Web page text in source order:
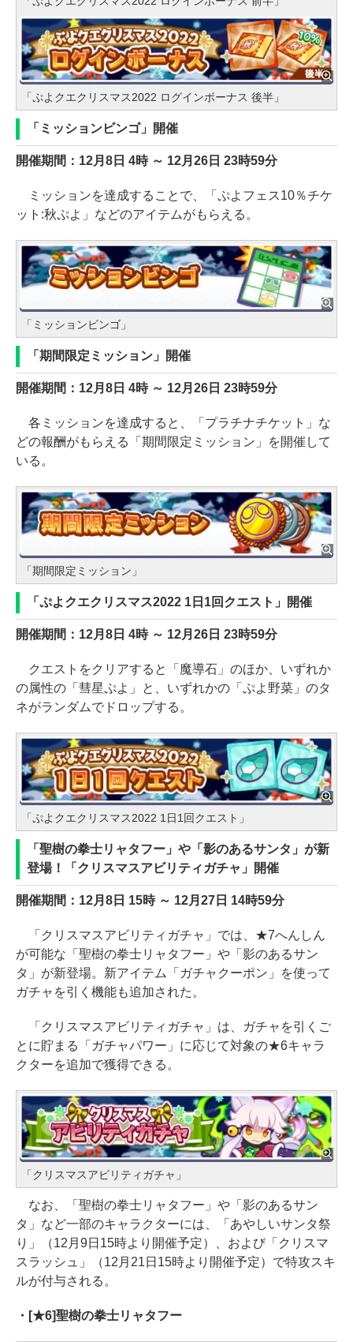
「ぷよクエクリスマス2022 ログインボーナス 後半」
「ミッションビンゴ」開催
開催期間：12月8日 4時 ～ 12月26日 23時59分
ミッションを達成することで、「ぷよフェス10％チケ
ット:秋ぷよ」などのアイテムがもらえる。
「ミッションビンゴ」
「期間限定ミッション」開催
開催期間：12月8日 4時 ～ 12月26日 23時59分
各ミッションを達成すると、「プラチナチケット」な
どの報酬がもらえる「期間限定ミッション」を開催して
いる。
「期間限定ミッション」
「ぷよクエクリスマス2022 1日1回クエスト」開催
開催期間：12月8日 4時 ～ 12月26日 23時59分
クエストをクリアすると「魔導石」のほか、いずれか
の属性の「彗星ぷよ」と、いずれかの「ぷよ野菜」のタ
ネがランダムでドロップする。
「ぷよクエクリスマス2022 1日1回クエスト」
「聖樹の拳士リャタフー」や「影のあるサンタ」が新
登場！「クリスマスアビリティガチャ」開催
開催期間：12月8日 15時 ～ 12月27日 14時59分
「クリスマスアビリティガチャ」では、★7へんしん
が可能な「聖樹の拳士リャタフー」や「影のあるサン
タ」が新登場。新アイテム「ガチャクーポン」を使って
ガチャを引く機能も追加された。
「クリスマスアビリティガチャ」は、ガチャを引くご
とに貯まる「ガチャパワー」に応じて対象の★6キャラ
クターを追加で獲得できる。
「クリスマスアビリティガチャ」
なお、「聖樹の拳士リャタフー」や「影のあるサン
タ」など一部のキャラクターには、「あやしいサンタ祭
り」（12月9日15時より開催予定）、および「クリスマ
スラッシュ」（12月21日15時より開催予定）で特攻スキ
ルが付与される。
・[★6]聖樹の拳士リャタフー